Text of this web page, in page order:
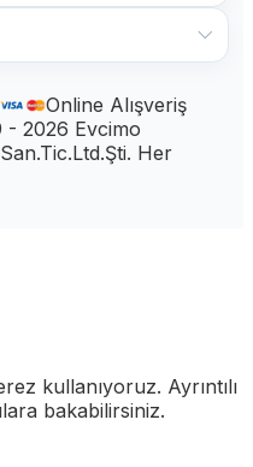
Online Alışveriş
2026 Evcimo
Her
kullanıyoruz. Ayrıntılı
bakabilirsiniz.